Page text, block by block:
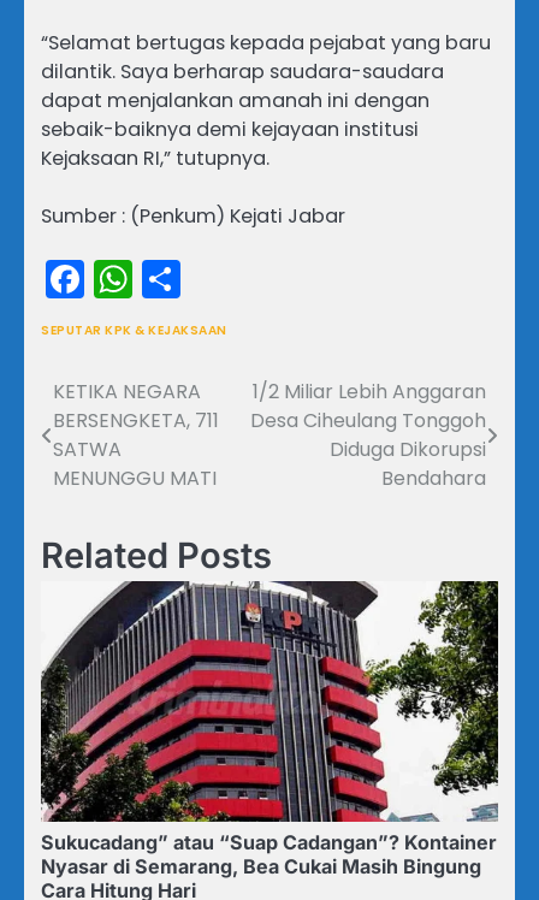
“Selamat bertugas kepada pejabat yang baru
dilantik. Saya berharap saudara-saudara
dapat menjalankan amanah ini dengan
sebaik-baiknya demi kejayaan institusi
Kejaksaan RI,” tutupnya.
Sumber : (Penkum) Kejati Jabar
Facebook
WhatsApp
SEPUTAR KPK & KEJAKSAAN
Navigasi
pos
KETIKA NEGARA
BERSENGKETA, 711
SATWA
MENUNGGU MATI
1/2 Miliar Lebih Anggaran
Desa Ciheulang Tonggoh
Diduga Dikorupsi
Bendahara
Related Posts
Sukucadang” atau “Suap Cadangan”? Kontainer
Nyasar di Semarang, Bea Cukai Masih Bingung
Cara Hitung Hari